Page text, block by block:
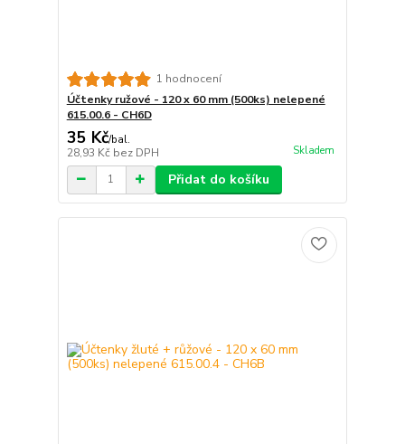
1 hodnocení
Účtenky ružové - 120 x 60 mm (500ks) nelepené
615.00.6 - CH6D
35 Kč/bal.
28,93 Kč bez DPH Skladem
Přidat do košíku